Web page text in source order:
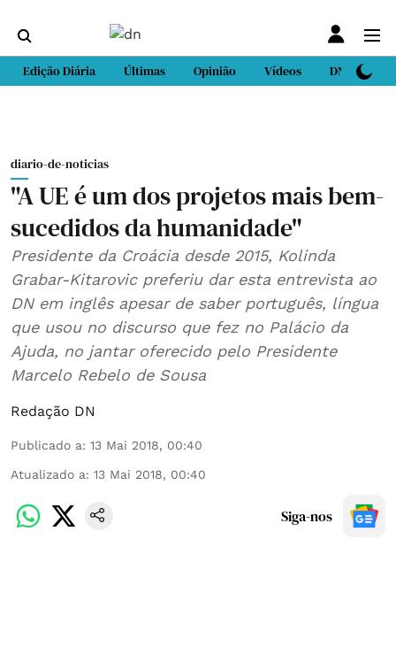
Edição Diária Últimas Opinião Vídeos DN Sport
diario-de-noticias
"A UE é um dos projetos mais bem-
sucedidos da humanidade"
Presidente da Croácia desde 2015, Kolinda
Grabar-Kitarovic preferiu dar esta entrevista ao
DN em inglês apesar de saber português, língua
que usou no discurso que fez no Palácio da
Ajuda, no jantar oferecido pelo Presidente
Marcelo Rebelo de Sousa
Redação DN
Publicado a: 13 Mai 2018, 00:40
Atualizado a: 13 Mai 2018, 00:40
Siga-nos